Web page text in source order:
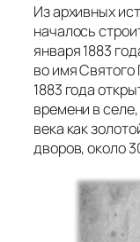
Из архивных
началось
января 1883
во имя Святого
1883 года
времени в
века как
дворов, около